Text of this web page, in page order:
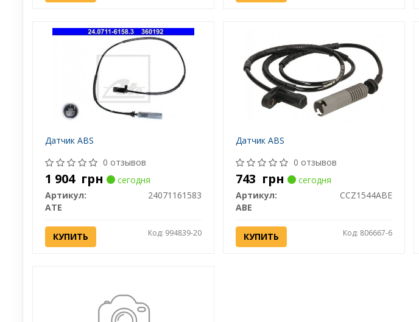
Датчик ABS
0 отзывов
1 904 грн
сегодня
Артикул:
24071161583
ATE
КУПИТЬ Код: 994839-20
Датчик ABS
0 отзывов
743 грн
сегодня
Артикул:
CCZ1544ABE
ABE
КУПИТЬ Код: 806667-6